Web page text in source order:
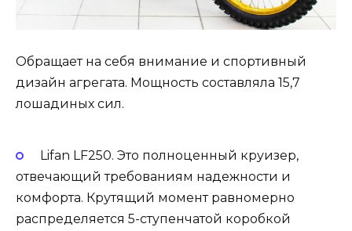
Обращает на себя внимание и спортивный
дизайн агрегата. Мощность составляла 15,7
лошадиных сил.
Lifan LF250. Это полноценный круизер,
отвечающий требованиям надежности и
комфорта. Крутящий момент равномерно
распределяется 5-ступенчатой ​​коробкой